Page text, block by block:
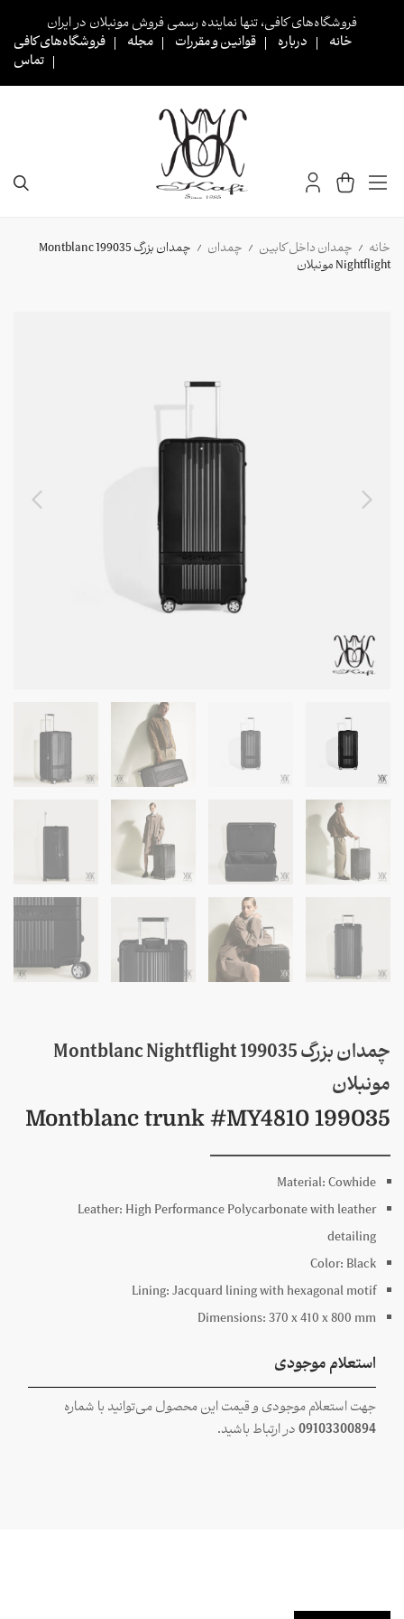
فروشگاه‌های کافی، تنها نماینده رسمی فروش مونبلان در ایران
خانه
درباره قوانین و مقررات مجله
فروشگاه‌های کافی
تماس
خانه / چمدان داخل کابین / چمدان /
چمدان بزرگ 199035 Montblanc
Nightflight مونبلان
چمدان بزرگ 199035 Montblanc Nightflight
مونبلان
Montblanc trunk #MY4810 199035
Material:Cowhide
Leather: High Performance Polycarbonate with leather
detailing
Color: Black
Lining:Jacquard lining with hexagonal motif
Dimensions:370 x410 x800 mm
استعلام موجودی
جهت استعلام موجودی و قیمت این محصول می‌توانید با شماره
09103300894در ارتباط باشید.